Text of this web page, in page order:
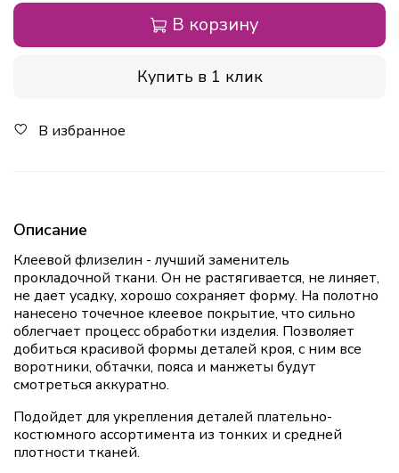
В корзину
Купить в 1 клик
В избранное
Описание
Клеевой флизелин - лучший заменитель
прокладочной ткани. Он не растягивается, не линяет,
не дает усадку, хорошо сохраняет форму. На полотно
нанесено точечное клеевое покрытие, что сильно
облегчает процесс обработки изделия. Позволяет
добиться красивой формы деталей кроя, с ним все
воротники, обтачки, пояса и манжеты будут
смотреться аккуратно.
Подойдет для укрепления деталей плательно-
костюмного ассортимента из тонких и средней
плотности тканей.